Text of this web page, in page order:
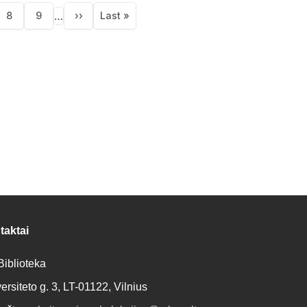
Puslapis
8
Puslapis
9 … ››
Last
Last »
g. 3, LT-01122, Vilnius